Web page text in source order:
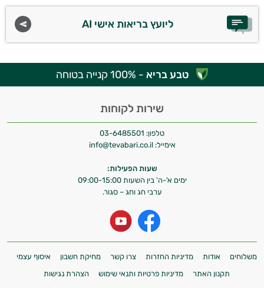
ליועץ בריאות אישי AI
טבע בריא - 100% קנייה בטוחה
שירות לקוחות
טלפון: 03-6485501
אימייל: info@tevabari.co.il
שעות הפעילות:
ימים א'-ה' בין השעות 09:00-15:00
ערבי חג וחג – סגור.
משלוחים אודות מדיניות החזרות צרו קשר מחיקת חשבון
איסוף עצמי
תקנון האתר
מדיניות פרטיות ותנאי שימוש
הצהרת נגישות